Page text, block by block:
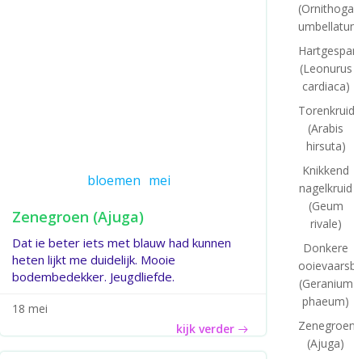
bloemen mei
Zenegroen (Ajuga)
Dat ie beter iets met blauw had kunnen
heten lijkt me duidelijk. Mooie
bodembedekker. Jeugdliefde.
18 mei
kijk verder
Hartgespan
(Leonurus
cardiaca)
Torenkruid
(Arabis
hirsuta)
Knikkend
nagelkruid
(Geum
rivale)
Donkere
(Geranium
phaeum)
Zenegroen
(Ajuga)